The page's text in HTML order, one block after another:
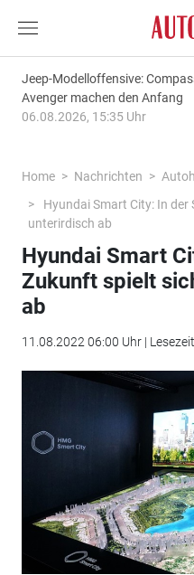
Jeep-Modelloffensive:
Avenger machen den Anfang
06.08.2026, 15:35 Uhr
Home Nachrichten
Hyundai Smart City: In
unterirdisch ab
Hyundai Smart
Zukunft spielt
ab
11.08.2022 06:00 Uhr |